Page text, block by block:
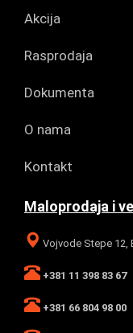
Akcija
Rasprodaja
Dokumenta
O nama
Kontakt
Maloprodaja i
Vojvode Stepe 12,
+381 11 398 83 67
+381 66 804 98 00